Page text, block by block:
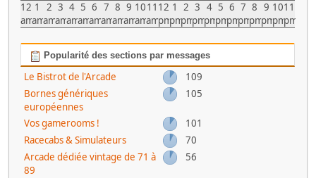
12
am
1
am
2
am
3
am
4
am
5
am
6
am
7
am
8
am
9
am
10
am
11
am
12
pm
1
pm
2
pm
3
pm
4
pm
5
pm
6
pm
7
pm
8
pm
9
pm
10
pm
11
pm
Popularité des sections par messages
Le Bistrot de l'Arcade
109
Bornes génériques
européennes
105
Vos gamerooms !
101
Racecabs & Simulateurs
70
Arcade dédiée vintage de 71 à
89
56